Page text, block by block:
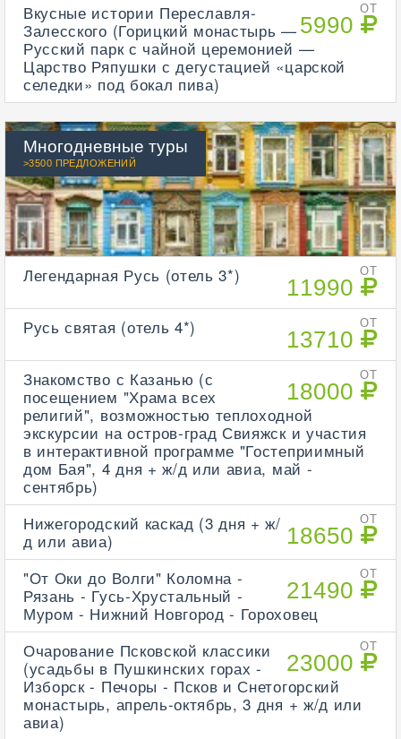
ОТ
5990
Вкусные истории Переславля-
Залесского (Горицкий монастырь —
Русский парк с чайной церемонией —
Царство Ряпушки с дегустацией «царской
селедки» под бокал пива)
Многодневные туры
>3500 ПРЕДЛОЖЕНИЙ
ОТ
11990
Легендарная Русь (отель 3*)
ОТ
13710
Русь святая (отель 4*)
ОТ
18000
Знакомство с Казанью (с
посещением "Храма всех
религий", возможностью теплоходной
экскурсии на остров-град Свияжск и участия
в интерактивной программе "Гостеприимный
дом Бая", 4 дня + ж/д или авиа, май -
сентябрь)
ОТ
18650
Нижегородский каскад (3 дня + ж/
д или авиа)
ОТ
21490
"От Оки до Волги" Коломна -
Рязань - Гусь-Хрустальный -
Муром - Нижний Новгород - Гороховец
ОТ
23000
Очарование Псковской классики
(усадьбы в Пушкинских горах -
Изборск - Печоры - Псков и Снетогорский
монастырь, апрель-октябрь, 3 дня + ж/д или
авиа)